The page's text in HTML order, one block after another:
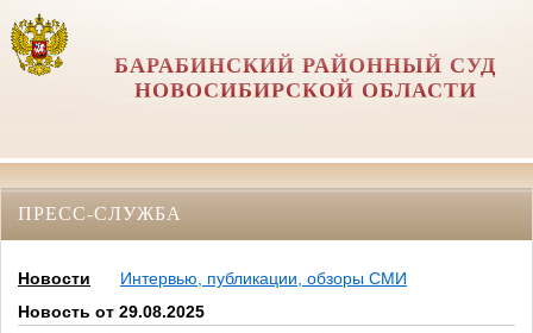
БАРАБИНСКИЙ РАЙОННЫЙ СУД
НОВОСИБИРСКОЙ ОБЛАСТИ
ПРЕСС-СЛУЖБА
Новости
Интервью, публикации, обзоры СМИ
Новость от 29.08.2025